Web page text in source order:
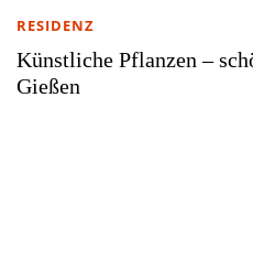
Künstliche Pflanzen –
Gießen
RESIDENZ